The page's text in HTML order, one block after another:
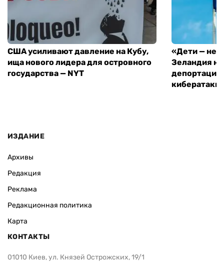
США усиливают давление на Кубу,
ища нового лидера для островного
государства — NYT
«Дети — не
Зеландия
депортацию
кибератаки
ИЗДАНИЕ
Архивы
Редакция
Реклама
Редакционная политика
Карта
КОНТАКТЫ
01010 Киев, ул. Князей Острожских, 19/1